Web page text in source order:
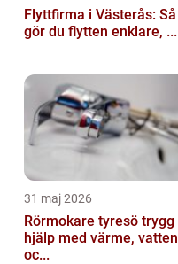
Flyttfirma i Västerås: Så
gör du flytten enklare, ...
31 maj 2026
Rörmokare tyresö trygg
hjälp med värme, vatten
oc...